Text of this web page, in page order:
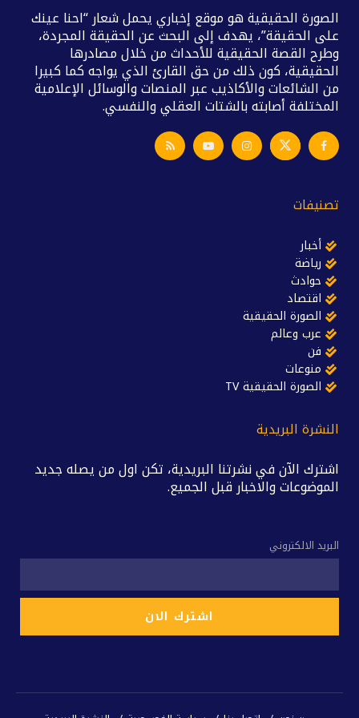
الصورة الحقيقية هو موقع إخباري يحمل شعار “احنا عينك
على الحقيقة”، يهدف إلى البحث عن الحقيقة المجردة،
وطرح القصة الحقيقية للأحداث من خلال مصادرها
الحقيقية، كون ذلك من حق القارئ الذي يواجه كما كبيرا
من الشائعات والأكاذيب عبر المنصات والوسائل الإعلامية
المختلفة أصابته بالشتات العقلي والنفسي.
تصنيفات
أخبار
رياضة
حوادث
اقتصاد
الصورة الحقيقية
عرب وعالم
فن
منوعات
الصورة الحقيقية TV
النشرة البريدية
اشترك الآن في نشرتنا البريدية، تكن اول من يصله جديد
الموضوعات والاخبار قبل الجميع.
البريد الالكتروني